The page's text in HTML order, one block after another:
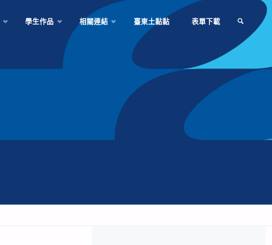
學生作品 相關連結 臺東土黏黏 表單下載